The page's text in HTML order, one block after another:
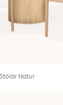
4 Stolar
Natur
Stolar Natur